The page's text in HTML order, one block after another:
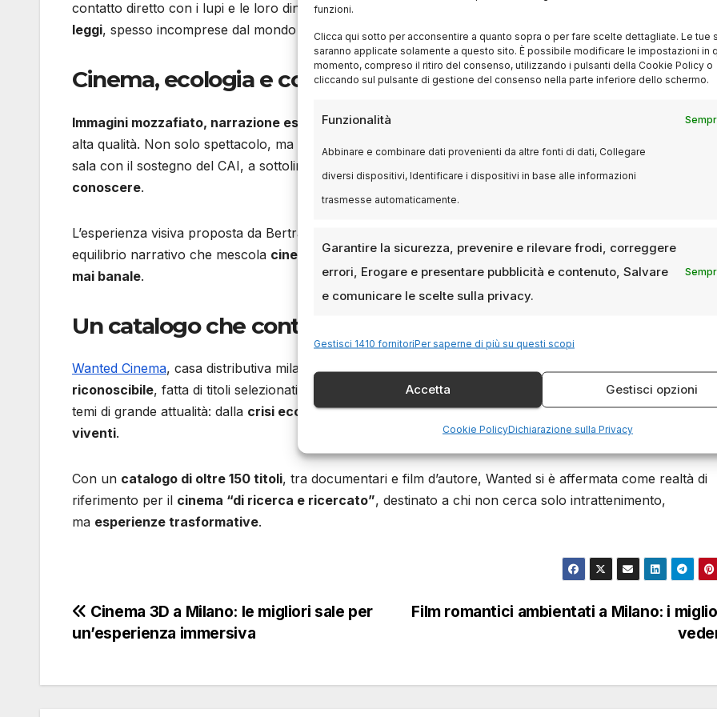
funzioni.
Clicca qui sotto per acconsentire a quanto sopra o per fare scelte dettagliate. Le tue
saranno applicate solamente a questo sito. È possibile modificare le impostazioni in
momento, compreso il ritiro del consenso, utilizzando i pulsanti della Cookie Policy o
cliccando sul pulsante di gestione del consenso nella parte inferiore dello schermo.
Funzionalità
Abbinare e combinare dati provenienti da altre fonti di dati, Collegare
diversi dispositivi, Identificare i dispositivi in base alle informazioni
trasmesse automaticamente.
Garantire la sicurezza, prevenire e rilevare frodi, correggere
errori, Erogare e presentare pubblicità e contenuto, Salvare
e comunicare le scelte sulla privacy.
Gestisci 1410 fornitoriPer saperne di più su questi scopi
Accetta Gestisci opzioni
Cookie PolicyDichiarazione sulla Privacy
contatto diretto con i lupi e le loro dinamiche territoriali, scoprendo che
leggi, spesso incomprese dal mondo urbano.
Cinema, ecologia e contemplazione
Immagini mozzafiato, narrazione essenziale e tono contemplativo
è cinema
alta qualità. Non solo spettacolo, ma
sala con il sostegno del CAI, a sottolineare l’importanza della
conoscere.
L’esperienza visiva proposta da Bertrand è
equilibrio narrativo che mescola cinema d’autore e osservazione scientifica, rendendo il film
mai banale.
Un catalogo che continua a sorprendere
Wanted Cinema, casa distributiva milanese fondata nel 2014, continua a costruireuna proposta
riconoscibile, fatta di titoli selezionati, premiati nei festival internazionali
e spesso in grado di intercettare
temi di grande attualità: dalla crisi ecologicaallariconfigurazione del nostro rapporto con gli altri
viventi.
Con un catalogo di oltre 150 titoli, tra documentari e film d’autore, Wanted si è affermata come realtà di
riferimento per il cinema “di ricerca e ricercato”, destinato a chi non cerca solo intrattenimento,
ma esperienze trasformative.
Navigazione
articoli
Film romantici ambientati a Milano: i
Cinema 3D a Milano: le migliori sale per
un’esperienza immersiva